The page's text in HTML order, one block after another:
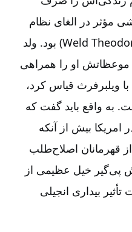
مؤثر در الغای نظام
Weld) بود. ولد
موعظاتش او را همراهی
ویلبرفرث قیاس کرد،
به واقع باید گفت که
امریکا بیش از آنکه
قهرمانان اصلاح‌‌طلب
پی‌‌گیر خیل عظیمی از
بیداری انجیلی